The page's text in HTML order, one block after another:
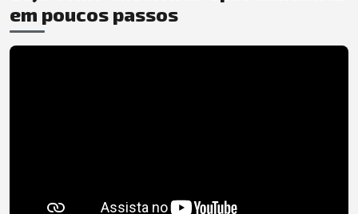
em poucos passos